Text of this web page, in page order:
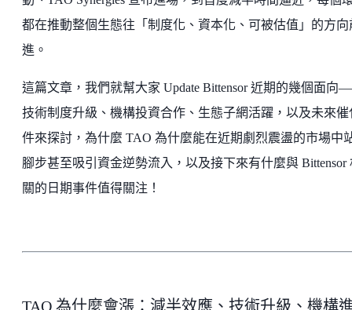
都在推動整個生態往「制度化、資本化、可被估值」的方向
進。
這篇文章，我們就幫大家 Update Bittensor 近期的幾個面
技術制度升級、機構投資合作、生態子網活躍，以及未來催
件來探討，為什麼 TAO 為什麼能在近期劇烈震盪的市場中
腳步甚至吸引資金逆勢流入，以及接下來有什麼與 Bittensor
關的日期事件值得關注！
TAO 為什麼會漲：減半效應、技術升級、機構